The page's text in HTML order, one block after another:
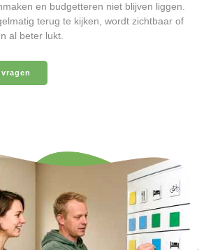
en budgetteren niet blijven liggen.
terug te kijken, wordt zichtbaar of
al beter lukt.